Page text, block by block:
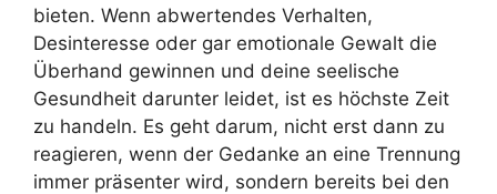
bieten. Wenn abwertendes Verhalten,
Desinteresse oder gar emotionale Gewalt die
Überhand gewinnen und deine seelische
Gesundheit darunter leidet, ist es höchste Zeit
zu handeln. Es geht darum, nicht erst dann zu
reagieren, wenn der Gedanke an eine Trennung
immer präsenter wird, sondern bereits bei den